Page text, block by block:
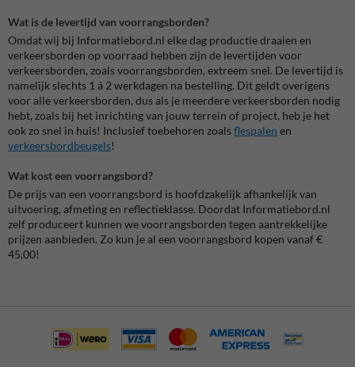
Wat is de levertijd van voorrangsborden?
Omdat wij bij Informatiebord.nl elke dag productie draaien en
verkeersborden op voorraad hebben zijn de levertijden voor
verkeersborden, zoals voorrangsborden, extreem snel. De levertijd is
namelijk slechts 1 á 2 werkdagen na bestelling. Dit geldt overigens
voor alle verkeersborden, dus als je meerdere verkeersborden nodig
hebt, zoals bij het inrichting van jouw terrein of project, heb je het
ook zo snel in huis! Inclusief toebehoren zoalsflespalen en
verkeersbordbeugels!
Wat kost een voorrangsbord?
De prijs van een voorrangsbord is hoofdzakelijk afhankelijk van
uitvoering, afmeting en reflectieklasse. Doordat Informatiebord.nl
zelf produceert kunnen we voorrangsborden tegen aantrekkelijke
prijzen aanbieden. Zo kun je al een voorrangsbord kopen vanaf €
45,00!